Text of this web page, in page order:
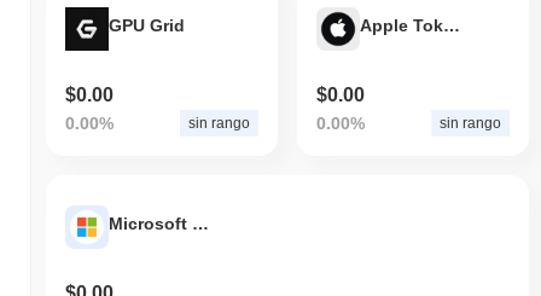
GPU Grid
$0.00
0.00% sin rango
Apple Tokenized Stock - Reality
$0.00
0.00% sin rango
Microsoft Tokenized Stock - Reality